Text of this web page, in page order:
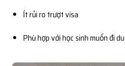
Ít rủi ro trượt visa
Phù hợp với học sinh muốn đi